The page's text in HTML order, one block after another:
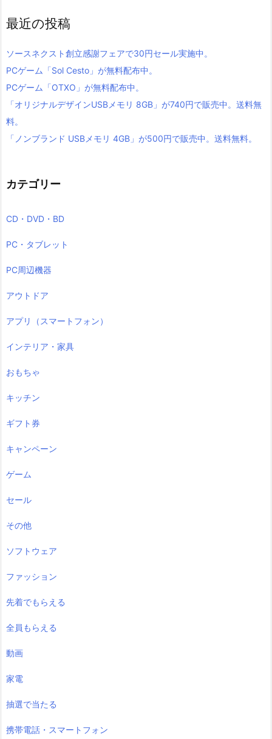
最近の投稿
ソースネクスト創立感謝フェアで30円セール実施中。
PCゲーム「Sol Cesto」が無料配布中。
PCゲーム「OTXO」が無料配布中。
「オリジナルデザインUSBメモリ 8GB」が740円で販売中。送料無
料。
「ノンブランド USBメモリ 4GB」が500円で販売中。送料無料。
カテゴリー
CD・DVD・BD
PC・タブレット
PC周辺機器
アウトドア
アプリ（スマートフォン）
インテリア・家具
おもちゃ
キッチン
ギフト券
キャンペーン
ゲーム
セール
その他
ソフトウェア
ファッション
先着でもらえる
全員もらえる
動画
家電
抽選で当たる
携帯電話・スマートフォン